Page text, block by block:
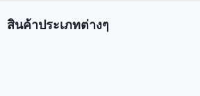
สินค้าประเภทต่างๆ